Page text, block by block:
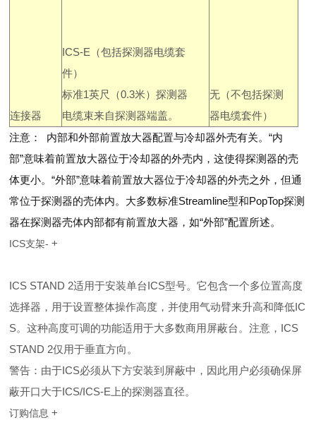
连接器
ICS-E （包括探测器电缆套
件）
标准1英尺（0.3米）探测器
电缆束来自探测器端盖。
无（不包括探测
器电缆套件）
注意：
内部和外部前置放大器配置与冷却器外壳有关。“内
部”意味着前置放大器位于冷却器的外壳内，这使得探测器的壳
体更小。“外部”意味着前置放大器位于冷却器的外壳之外，但通
常位于探测器的壳体内。大多数标准Streamline型和PopTop探测
器在探测器壳体内部都有前置放大器，如“外部”配置所述。
ICS支架-+
ICS STAND 2适用于安装单台ICS型号。它包含一个多位置高度
选择器，用于设置整体操作高度，并使用气动臂来升高和降低IC
S。这种高度可调的功能适用于大多数商用屏蔽台。注意，ICS
STAND 2仅用于垂直方向。
警告：由于ICS必须从下方安装到屏蔽中，因此用户必须确保屏
蔽开口大于ICS/ICS-E上的探测器直径。
订购信息+